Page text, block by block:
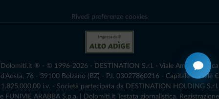
Rivedi preferenze cookies
Dolomiti.it ® - © 1996-2026 - DESTINATION S.r.l. - Viale Amedeo Duca
d'Aosta, 76 - 39100 Bolzano (BZ) - P.I. 03027860216 - Capitale Sociale €
1.825.000,00 i.v. - Società partecipata da DESTINATION HOLDING S.r.l.
e FUNIVIE ARABBA S.p.a. | Dolomiti.it Testata giornalistica. Registrazione